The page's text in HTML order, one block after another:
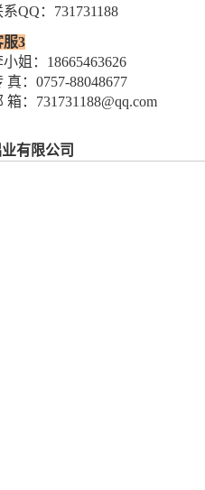
系QQ：731731188
服3
小姐：18665463626
真：0757-88048677
箱：731731188@qq.com
有限公司